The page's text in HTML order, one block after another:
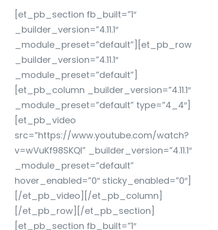
[et_pb_section fb_built=”1″
_builder_version=”4.11.1″
_module_preset=”default”][et_pb_row
_builder_version=”4.11.1″
_module_preset=”default”]
[et_pb_column _builder_version=”4.11.1″
_module_preset=”default” type=”4_4″]
[et_pb_video
src=”https://www.youtube.com/watch?
v=wVuKf98SKQI” _builder_version=”4.11.1″
_module_preset=”default”
hover_enabled=”0″ sticky_enabled=”0″]
[/et_pb_video][/et_pb_column]
[/et_pb_row][/et_pb_section]
[et_pb_section fb_built=”1″